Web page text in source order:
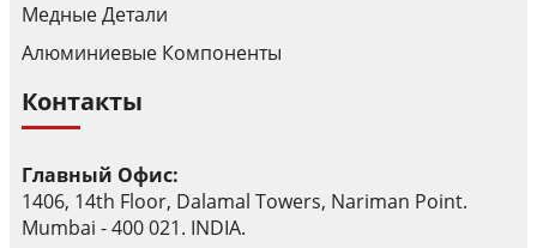
Медные Детали
Алюминиевые Компоненты
Контакты
Главный Офис:
1406, 14th Floor, Dalamal Towers, Nariman Point.
Mumbai - 400 021. INDIA.